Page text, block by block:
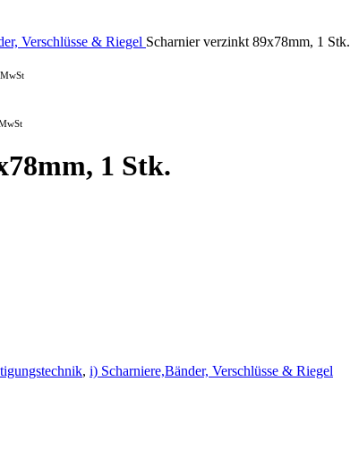
Verschlüsse & Riegel Scharnier verzinkt 89x78mm, 1 Stk.
1 Stk.
, i) Scharniere,Bänder, Verschlüsse & Riegel